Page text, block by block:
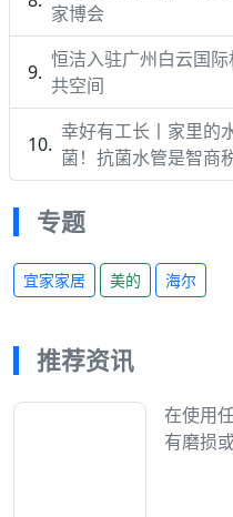
家博会
恒洁入驻广州白云国
共空间
幸好有工长丨家里的
菌！抗菌水管是智商
专题
宜家家居 美的 海尔
推荐资讯
在使用
有磨损